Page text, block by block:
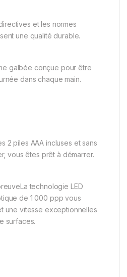
et les normes
une qualité durable.
galbée conçue pour être
dans chaque main.
2 piles AAA incluses et sans
vous êtes prêt à démarrer.
technologie LED
de 1 000 ppp vous
une vitesse exceptionnelles
surfaces.